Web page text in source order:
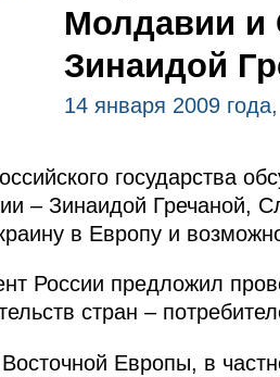
Молдавии и
Зинаидой
14 января 2009
государства
– Зинаидой Гречаной,
в Европу и
России предложил
стран –
Европы, в